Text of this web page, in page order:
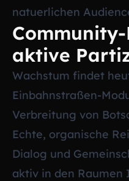
natuerlichen
aktive
Wachstum findet
Einbahnstraßen-
Verbreitung von
Echte, organische
Dialog und
aktiv in den Raumen